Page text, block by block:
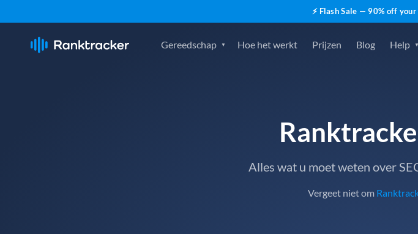
⚡ Flash Sale — 90% off
Gereedschap Hoe het werkt Prijzen Blog Help
Alles wat u moet weten over
Vergeet niet om